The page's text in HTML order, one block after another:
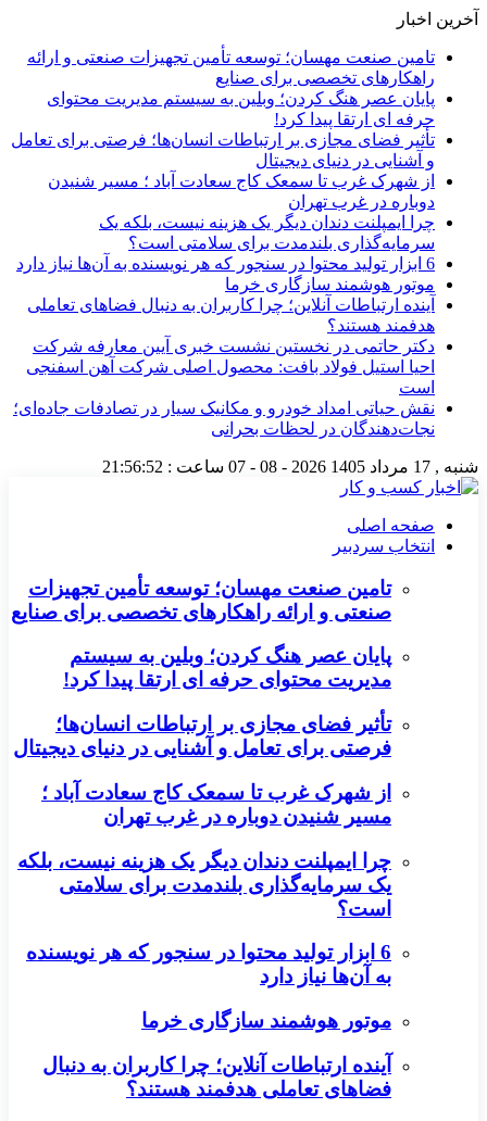
آخرین اخبار
تامین صنعت مهسان؛ توسعه تأمین تجهیزات صنعتی و ارائه
راهکارهای تخصصی برای صنایع
پایان عصر هنگ کردن؛ وبلین به سیستم مدیریت محتوای
حرفه ای ارتقا پیدا کرد!
تأثیر فضای مجازی بر ارتباطات انسان‌ها؛ فرصتی برای تعامل
و آشنایی در دنیای دیجیتال
از شهرک غرب تا سمعک کاج سعادت آباد ؛ مسیر شنیدن
دوباره در غرب تهران
چرا ایمپلنت دندان دیگر یک هزینه نیست، بلکه یک
سرمایه‌گذاری بلندمدت برای سلامتی است؟
6 ابزار تولید محتوا در سنجور که هر نویسنده به آن‌ها نیاز دارد
موتور هوشمند سازگاری خرما
آینده ارتباطات آنلاین؛ چرا کاربران به دنبال فضاهای تعاملی
هدفمند هستند؟
دکتر حاتمی در نخستین نشست خبری آیین معارفه شرکت
احیا استیل فولاد بافت: محصول اصلی شرکت آهن اسفنجی
است
نقش حیاتی امداد خودرو و مکانیک سیار در تصادفات جاده‌ای؛
نجات‌دهندگان در لحظات بحرانی
شنبه , 17 مرداد 1405 2026 - 08 - 07 ساعت : 21:56:53
صفحه اصلی
انتخاب سردبیر
تامین صنعت مهسان؛ توسعه تأمین تجهیزات
صنعتی و ارائه راهکارهای تخصصی برای صنایع
پایان عصر هنگ کردن؛ وبلین به سیستم
مدیریت محتوای حرفه ای ارتقا پیدا کرد!
تأثیر فضای مجازی بر ارتباطات انسان‌ها؛
فرصتی برای تعامل و آشنایی در دنیای دیجیتال
از شهرک غرب تا سمعک کاج سعادت آباد ؛
مسیر شنیدن دوباره در غرب تهران
چرا ایمپلنت دندان دیگر یک هزینه نیست، بلکه
یک سرمایه‌گذاری بلندمدت برای سلامتی
است؟
6 ابزار تولید محتوا در سنجور که هر نویسنده
به آن‌ها نیاز دارد
موتور هوشمند سازگاری خرما
آینده ارتباطات آنلاین؛ چرا کاربران به دنبال
فضاهای تعاملی هدفمند هستند؟